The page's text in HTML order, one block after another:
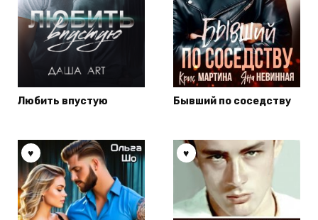
Любить впустую Бывший по соседству